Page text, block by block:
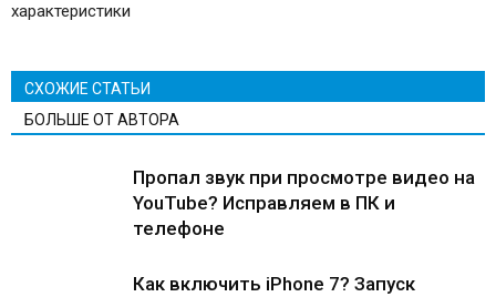
характеристики
СХОЖИЕ СТАТЬИ
БОЛЬШЕ ОТ АВТОРА
Пропал звук при просмотре видео на
YouTube? Исправляем в ПК и
телефоне
Как включить iPhone 7? Запуск